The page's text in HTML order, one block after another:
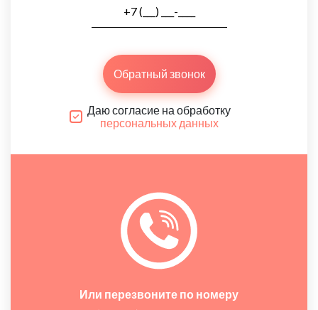
Обратный звонок
Даю согласие на обработку
персональных данных
Или перезвоните по номеру